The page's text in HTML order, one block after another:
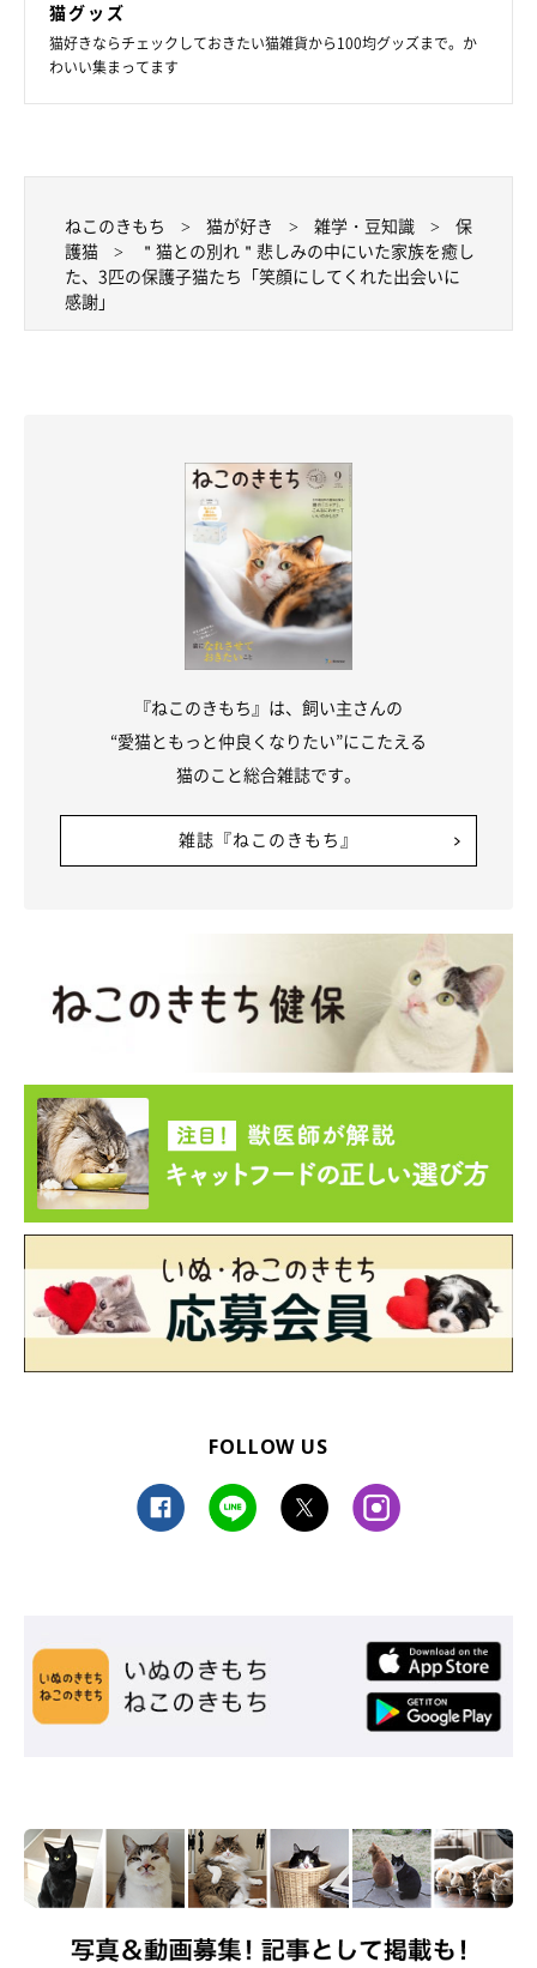
ゃん。ヤンチャな他の2匹をいつも少し離れたところから見守っ
ていたりと、今ではすっかりお姉さんらしい姿を見せているのだ
そう。
隙があれば奪いにいってしまうのだとか！
で遊び方が独特だったり、ちょっぴりどんくさい一面があったり
と、見ていておもしろいコなのだといいます。
猫グッズ
猫好きならチェックしておきたい猫雑貨から100均グッズまで。か
わいい集まってます
ねこのきもち 猫が好き 雑学・豆知識
保
護猫
＂猫との別れ＂悲しみの中にいた家族を癒し
た、3匹の保護子猫たち「笑顔にしてくれた出会いに
感謝」
『ねこのきもち』は、飼い主さんの
“愛猫ともっと仲良くなりたい”にこたえる
猫のこと総合雑誌です。
雑誌『ねこのきもち』
FOLLOW US